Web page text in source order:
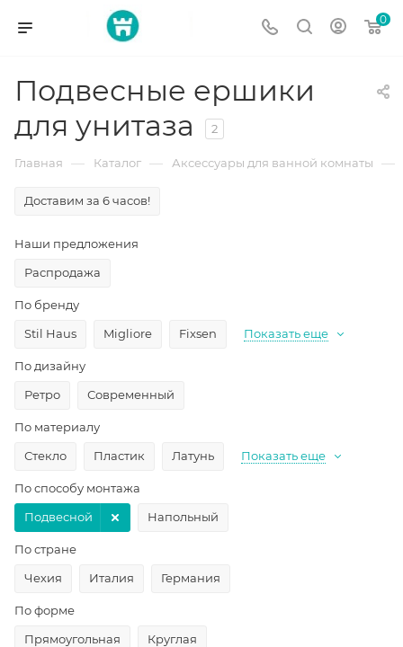
0
Подвесные ершики
для унитаза
2
Главная — Каталог — Аксессуары для ванной комнаты —
Доставим за 6 часов!
Наши предложения
Распродажа
По бренду
Stil Haus
Migliore Fixsen Показать еще
По дизайну
Ретро
Современный
По материалу
Стекло
Пластик Латунь Показать еще
По способу монтажа
Подвесной
Напольный
По стране
Чехия
Италия Германия
По форме
Прямоугольная
Круглая